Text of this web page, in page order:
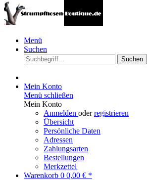
Menü
Suchen
Suchen
Mein Konto
Menü schließen
Mein Konto
Anmelden oderregistrieren
Übersicht
Persönliche Daten
Adressen
Zahlungsarten
Bestellungen
Merkzettel
Warenkorb 0 0,00 € *